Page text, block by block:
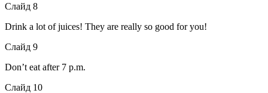
Слайд 8
Drink a lot of juices! They are really so good for you!
Слайд 9
Don’t eat after 7 p.m.
Слайд 10